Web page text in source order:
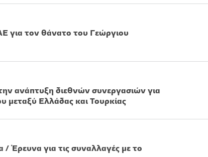
για τον θάνατο του Γεώργιου
ανάπτυξη διεθνών συνεργασιών για
μεταξύ Ελλάδας και Τουρκίας
Έρευνα για τις συναλλαγές με το